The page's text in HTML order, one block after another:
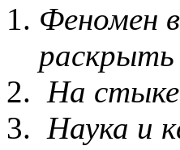
Феномен
раскрыть
На стыке
Наука и